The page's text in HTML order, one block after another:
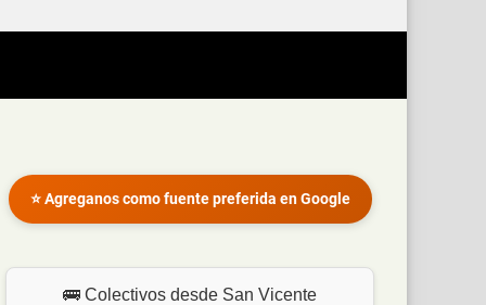
⭐ Agreganos como fuente preferida en Google
🚌 Colectivos desde San Vicente